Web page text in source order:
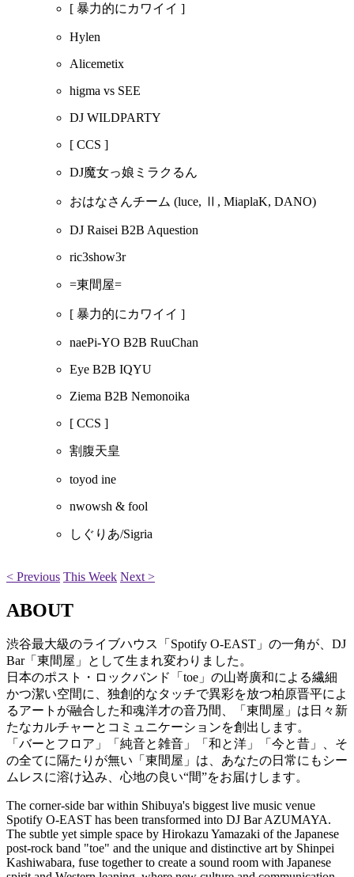
[ 暴力的にカワイイ ]
Hylen
Alicemetix
higma vs SEE
DJ WILDPARTY
[ CCS ]
DJ魔女っ娘ミラクるん
おはなさんチーム (luce, Ⅱ, MiaplaK, DANO)
DJ Raisei B2B Aquestion
ric3show3r
=東間屋=
[ 暴力的にカワイイ ]
naePi-YO B2B RuuChan
Eye B2B IQYU
Ziema B2B Nemonoika
[ CCS ]
割腹天皇
toyod ine
nwowsh & fool
しぐりあ/Sigria
< Previous This Week Next >
ABOUT
渋谷最大級のライブハウス「Spotify O-EAST」の一角が、DJ
Bar「東間屋」として生まれ変わりました。
日本のポスト・ロックバンド「toe」の山嵜廣和による繊細
かつ潔い空間に、独創的なタッチで異彩を放つ柏原晋平によ
るアートが融合した和魂洋才の音乃間、「東間屋」は日々新
たなカルチャーとコミュニケーションを創出します。
「バーとフロア」「純音と雑音」「和と洋」「今と昔」、そ
の全てに隔たりが無い「東間屋」は、あなたの日常にもシー
ムレスに溶け込み、心地の良い“間”をお届けします。
The corner-side bar within Shibuya's biggest live music venue
Spotify O-EAST has been transformed into DJ Bar AZUMAYA.
The subtle yet simple space by Hirokazu Yamazaki of the Japanese
post-rock band "toe" and the unique and distinctive art by Shinpei
Kashiwabara, fuse together to create a sound room with Japanese